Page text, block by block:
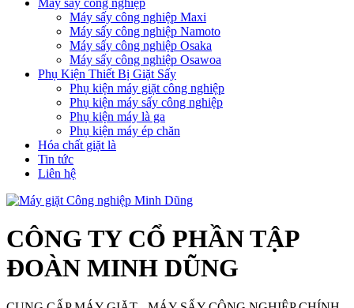
Máy sấy công nghiệp
Máy sấy công nghiệp Maxi
Máy sấy công nghiệp Namoto
Máy sấy công nghiệp Osaka
Máy sấy công nghiệp Osawoa
Phụ Kiện Thiết Bị Giặt Sấy
Phụ kiện máy giặt công nghiệp
Phụ kiện máy sấy công nghiệp
Phụ kiện máy là ga
Phụ kiện máy ép chăn
Hóa chất giặt là
Tin tức
Liên hệ
CÔNG TY CỔ PHẦN TẬP
ĐOÀN MINH DŨNG